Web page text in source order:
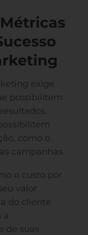
exige
possibilitem
como o
campanhas.
o custo por
valor
do cliente
a
de suas